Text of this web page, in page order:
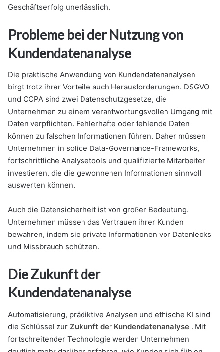
Geschäftserfolg unerlässlich.
Probleme bei der Nutzung von
Kundendatenanalyse
Die praktische Anwendung von Kundendatenanalysen
birgt trotz ihrer Vorteile auch Herausforderungen. DSGVO
und CCPA sind zwei Datenschutzgesetze, die
Unternehmen zu einem verantwortungsvollen Umgang mit
Daten verpflichten. Fehlerhafte oder fehlende Daten
können zu falschen Informationen führen. Daher müssen
Unternehmen in solide Data-Governance-Frameworks,
fortschrittliche Analysetools und qualifizierte Mitarbeiter
investieren, die die gewonnenen Informationen sinnvoll
auswerten können.
Auch die Datensicherheit ist von großer Bedeutung.
Unternehmen müssen das Vertrauen ihrer Kunden
bewahren, indem sie private Informationen vor Datenlecks
und Missbrauch schützen.
Die Zukunft der
Kundendatenanalyse
Automatisierung, prädiktive Analysen und ethische KI sind
die Schlüssel zur Zukunft der Kundendatenanalyse . Mit
fortschreitender Technologie werden Unternehmen